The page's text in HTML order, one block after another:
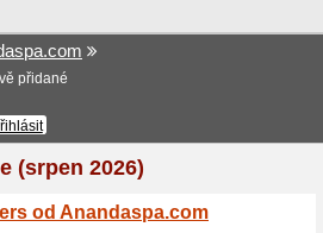
>A>